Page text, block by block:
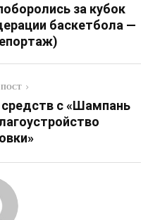
за кубок
баскетбола —
с «Шампань